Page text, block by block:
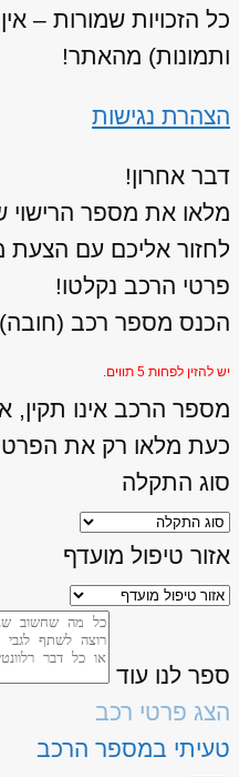
כל הזכויות שמורות –
ותמונות) מהאתר!
הצהרת נגישות
דבר אחרון!
מלאו את מספר הרישוי
לחזור אליכם עם הצעת
פרטי הרכב נקלטו!
הכנס מספר רכב (חובה)
יש להזין לפחות 5 תווים.
מספר הרכב אינו תקין,
כעת מלאו רק את
סוג התקלה
אזור טיפול מועדף
ספר לנו עוד
הצג פרטי רכב
טעיתי במספר הרכב